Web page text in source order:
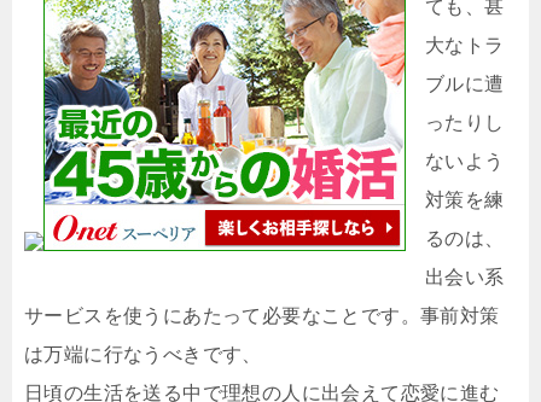
ても、甚
大なトラ
ブルに遭
ったりし
ないよう
対策を練
るのは、
出会い系
サービスを使うにあたって必要なことです。事前対策
は万端に行なうべきです、
日頃の生活を送る中で理想の人に出会えて恋愛に進む